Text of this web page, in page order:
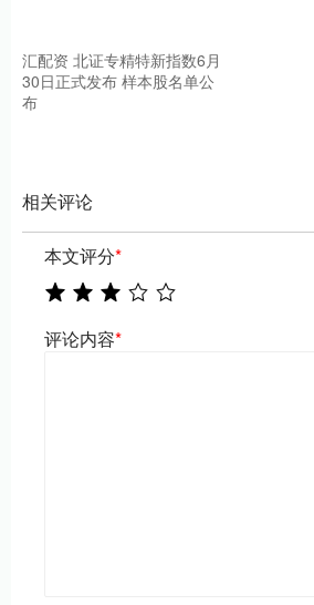
汇配资 北证专精特新指数6月
30日正式发布 样本股名单公
布
相关评论
本文评分*
评论内容*